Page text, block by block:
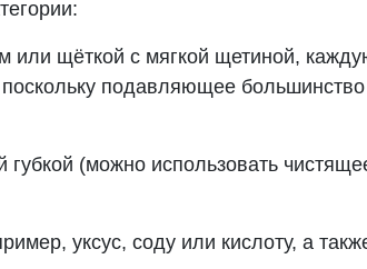
или щёткой с мягкой щетиной,
подавляющее
(можно использовать
уксус, соду или кислоту, а